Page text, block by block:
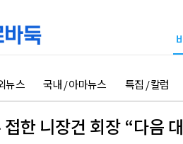
뉴스 국내 / 아마뉴스 특집 / 칼럼
한 니장건 회장 “다음